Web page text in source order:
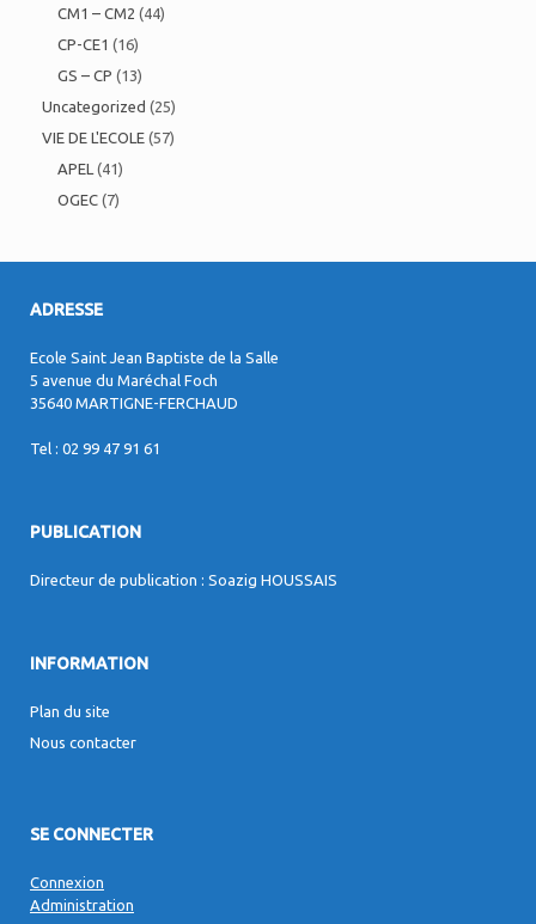
CM1 – CM2 (44)
CP-CE1 (16)
GS – CP (13)
Uncategorized (25)
VIE DE L'ECOLE (57)
APEL (41)
OGEC (7)
ADRESSE
Ecole Saint Jean Baptiste de la Salle
5 avenue du Maréchal Foch
35640 MARTIGNE-FERCHAUD
Tel : 02 99 47 91 61
PUBLICATION
Directeur de publication : Soazig HOUSSAIS
INFORMATION
Plan du site
Nous contacter
SE CONNECTER
Connexion
Administration